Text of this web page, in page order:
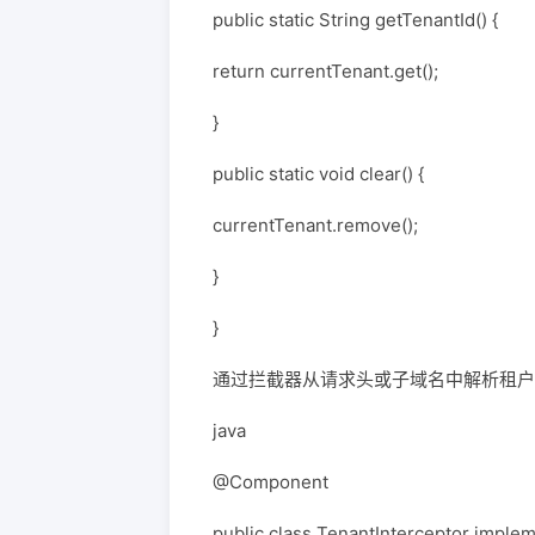
public static String getTenantId() {
return currentTenant.get();
}
public static void clear() {
currentTenant.remove();
}
}
通过拦截器从请求头或子域名中解析租户
java
@Component